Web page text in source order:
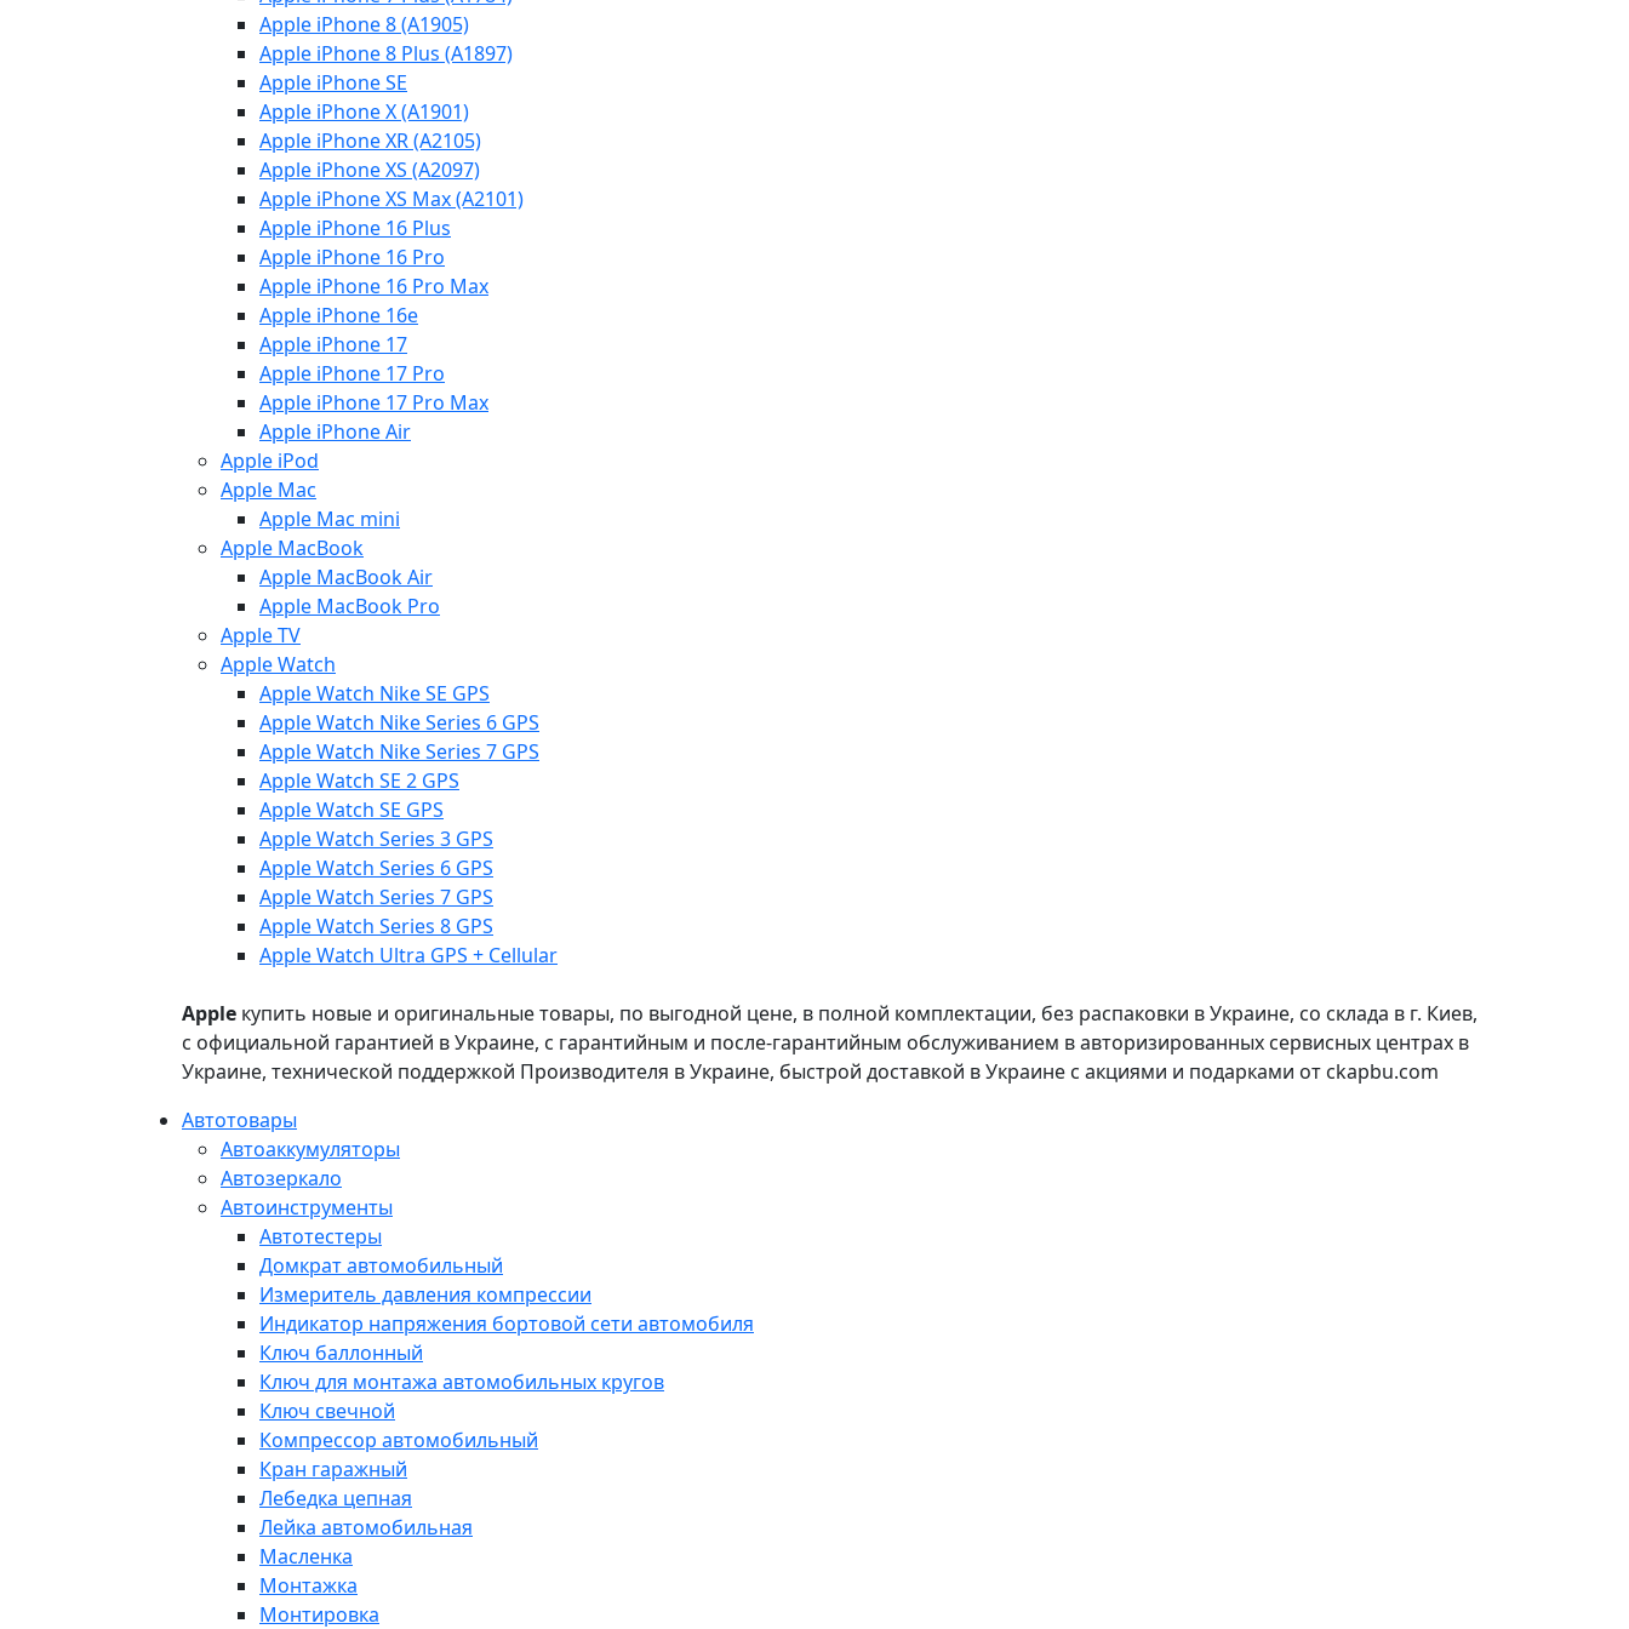
Apple iPhone 8 (A1905)
Apple iPhone 8 Plus (A1897)
Apple iPhone SE
Apple iPhone X (A1901)
Apple iPhone XR (A2105)
Apple iPhone XS (A2097)
Apple iPhone XS Max (A2101)
Apple iPhone 16 Plus
Apple iPhone 16 Pro
Apple iPhone 16 Pro Max
Apple iPhone 16e
Apple iPhone 17
Apple iPhone 17 Pro
Apple iPhone 17 Pro Max
Apple iPhone Air
Apple iPod
Apple Mac
Apple Mac mini
Apple MacBook
Apple MacBook Air
Apple MacBook Pro
Apple TV
Apple Watch
Apple Watch Nike SE GPS
Apple Watch Nike Series 6 GPS
Apple Watch Nike Series 7 GPS
Apple Watch SE 2 GPS
Apple Watch SE GPS
Apple Watch Series 3 GPS
Apple Watch Series 6 GPS
Apple Watch Series 7 GPS
Apple Watch Series 8 GPS
Apple Watch Ultra GPS + Cellular
Apple купить новые и оригинальные товары, по выгодной цене, в полной комплектации, без распаковки в Украине, со склада в г. Киев,
с официальной гарантией в Украине, с гарантийным и после-гарантийным обслуживанием в авторизированных сервисных центрах в
Украине, технической поддержкой Производителя в Украине, быстрой доставкой в Украине с акциями и подарками от ckapbu.com
Автотовары
Автоаккумуляторы
Автозеркало
Автоинструменты
Автотестеры
Домкрат автомобильный
Измеритель давления компрессии
Индикатор напряжения бортовой сети автомобиля
Ключ баллонный
Ключ для монтажа автомобильных кругов
Ключ свечной
Компрессор автомобильный
Кран гаражный
Лебедка цепная
Лейка автомобильная
Масленка
Монтажка
Монтировка